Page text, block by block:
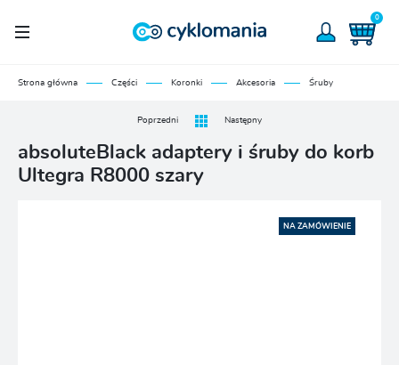
0
Strona główna Części Koronki Akcesoria Śruby
Poprzedni Następny
absoluteBlack adaptery i śruby do korb
Ultegra R8000 szary
NA ZAMÓWIENIE